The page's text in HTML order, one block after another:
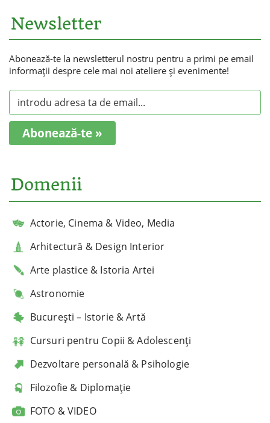
Newsletter
Abonează-te la newsletterul nostru pentru a primi pe email
informaţii despre cele mai noi ateliere şi evenimente!
Abonează-te »
Domenii
Actorie, Cinema & Video, Media
Arhitectură & Design Interior
Arte plastice & Istoria Artei
Astronomie
București – Istorie & Artă
Cursuri pentru Copii & Adolescenți
Dezvoltare personală & Psihologie
Filozofie & Diplomație
FOTO & VIDEO